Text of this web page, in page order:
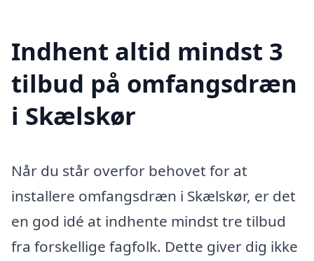
Indhent altid mindst 3
tilbud på omfangsdræn
i Skælskør
Når du står overfor behovet for at
installere omfangsdræn i Skælskør, er det
en god idé at indhente mindst tre tilbud
fra forskellige fagfolk. Dette giver dig ikke